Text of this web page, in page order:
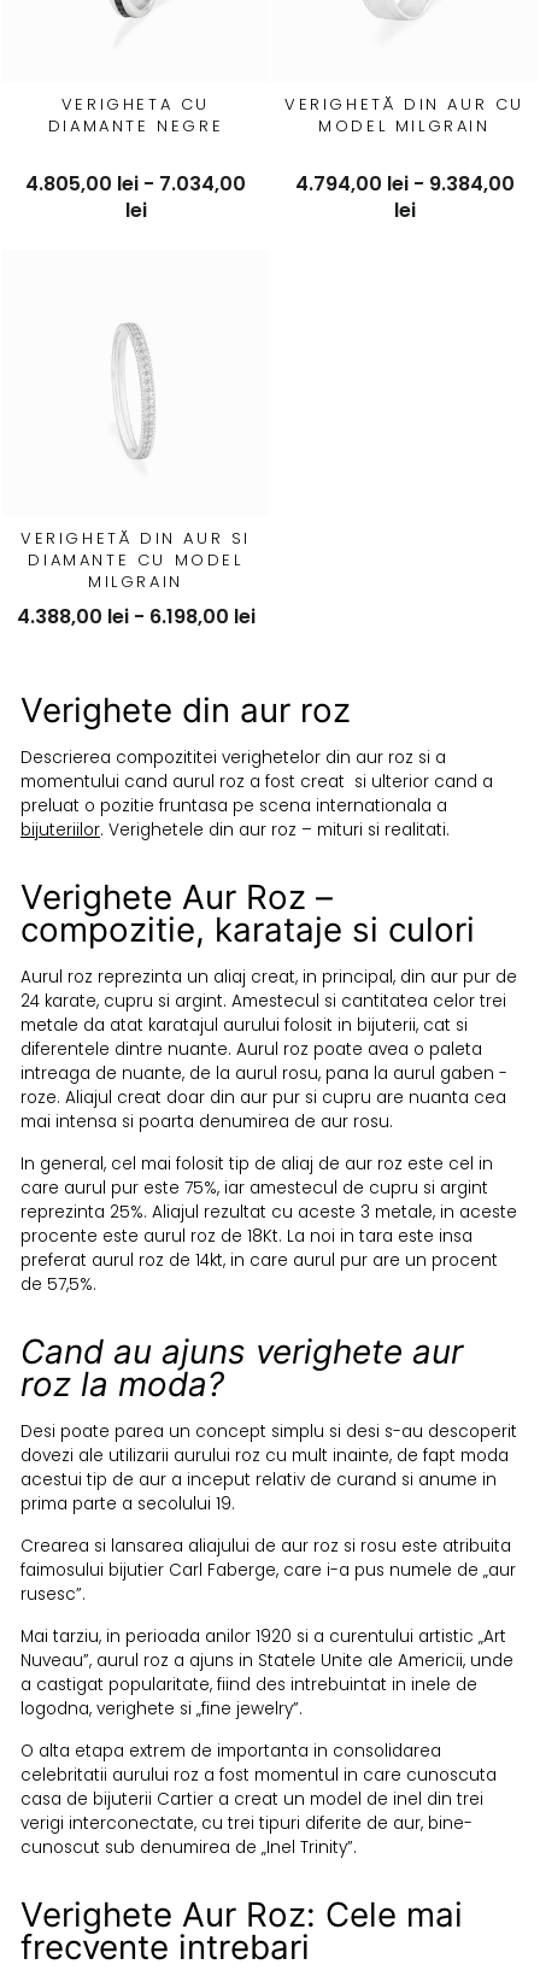
VERIGHETA CU
DIAMANTE NEGRE
4.805,00 lei - 7.034,00
lei
VERIGHETĂ DIN AUR CU
MODEL MILGRAIN
4.794,00 lei - 9.384,00
lei
VERIGHETĂ DIN AUR SI
DIAMANTE CU MODEL
MILGRAIN
4.388,00 lei - 6.198,00 lei
Verighete din aur roz
Descrierea compozititei verighetelor din aur roz si a
momentului cand aurul roz a fost creat si ulterior cand a
preluat o pozitie fruntasa pe scena internationala a
bijuteriilor. Verighetele din aur roz – mituri si realitati.
Verighete Aur Roz –
compozitie, karataje si culori
Aurul roz reprezinta un aliaj creat, in principal, din aur pur de
24 karate, cupru si argint. Amestecul si cantitatea celor trei
metale da atat karatajul aurului folosit in bijuterii, cat si
diferentele dintre nuante. Aurul roz poate avea o paleta
intreaga de nuante, de la aurul rosu, pana la aurul gaben -
roze. Aliajul creat doar din aur pur si cupru are nuanta cea
mai intensa si poarta denumirea de aur rosu.
In general, cel mai folosit tip de aliaj de aur roz este cel in
care aurul pur este 75%, iar amestecul de cupru si argint
reprezinta 25%. Aliajul rezultat cu aceste 3 metale, in aceste
procente este aurul roz de 18Kt. La noi in tara este insa
preferat aurul roz de 14kt, in care aurul pur are un procent
de 57,5%.
Cand au ajuns verighete aur
roz la moda?
Desi poate parea un concept simplu si desi s-au descoperit
dovezi ale utilizarii aurului roz cu mult inainte, de fapt moda
acestui tip de aur a inceput relativ de curand si anume in
prima parte a secolului 19.
Crearea si lansarea aliajului de aur roz si rosu este atribuita
faimosului bijutier Carl Faberge, care i-a pus numele de „aur
rusesc”.
Mai tarziu, in perioada anilor 1920 si a curentului artistic „Art
Nuveau”, aurul roz a ajuns in Statele Unite ale Americii, unde
a castigat popularitate, fiind des intrebuintat in inele de
logodna, verighete si „fine jewelry”.
O alta etapa extrem de importanta in consolidarea
celebritatii aurului roz a fost momentul in care cunoscuta
casa de bijuterii Cartier a creat un model de inel din trei
verigi interconectate, cu trei tipuri diferite de aur, bine-
cunoscut sub denumirea de „Inel Trinity”.
Verighete Aur Roz: Cele mai
frecvente intrebari